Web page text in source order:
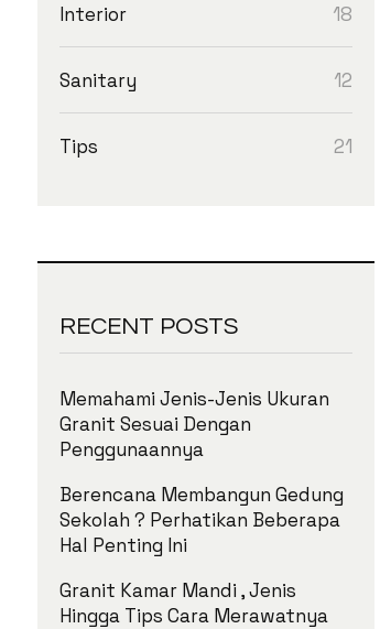
Interior 18
Sanitary 12
Tips 21
RECENT POSTS
Memahami Jenis-Jenis Ukuran
Granit Sesuai Dengan
Penggunaannya
Berencana Membangun Gedung
Sekolah ? Perhatikan Beberapa
Hal Penting Ini
Granit Kamar Mandi , Jenis
Hingga Tips Cara Merawatnya